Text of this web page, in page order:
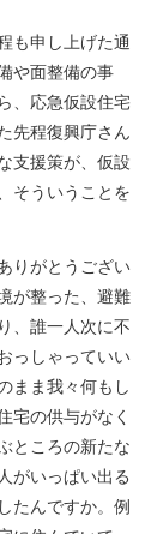
も申し上げた通
や面整備の事
、応急仮設住宅
先程復興庁さん
支援策が、仮設
そういうことを
りがとうござい
が整った、避難
、誰一人次に不
っしゃっていい
まま我々何もし
宅の供与がなく
ところの新たな
がいっぱい出る
たんですか。例